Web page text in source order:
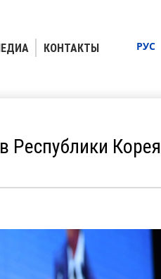
КОНТАКТЫ РУС
Республики Корея